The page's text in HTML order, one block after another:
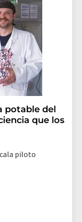
potable del
que los
piloto